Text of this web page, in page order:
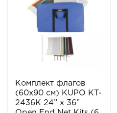
Комплект флагов
(60х90 см) KUPO KT-
2436K 24” x 36”